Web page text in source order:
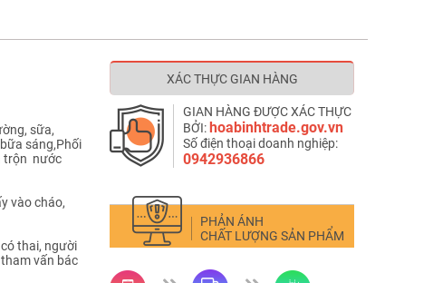
sữa,
sáng,Phối
trộn nước
vào cháo,
thai, người
vấn bác
XÁC THỰC GIAN HÀNG
GIAN HÀNG ĐƯỢC XÁC THỰC
BỞI:hoabinhtrade.gov.vn
Số điện thoại doanh nghiệp:
0942936866
PHẢN ÁNH
CHẤT LƯỢNG SẢN PHẨM